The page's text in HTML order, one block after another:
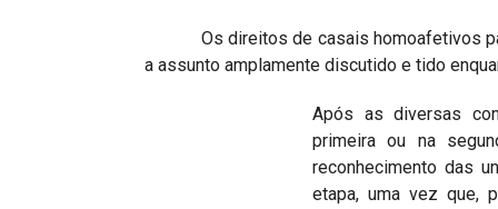
Os direitos de casais homoafetivos
a assunto amplamente discutido e tido
Após as diversas
primeira ou na
reconhecimento das
etapa, uma vez que,